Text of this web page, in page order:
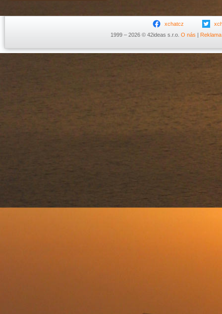
xchatcz
1999 – 2026 © 42ideas s.r.o. O nás | Reklama